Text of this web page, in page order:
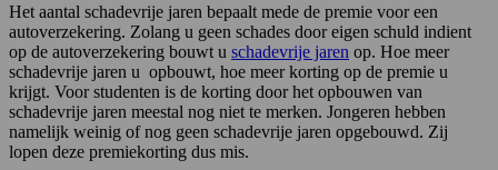
Het aantal schadevrije jaren bepaalt mede de premie voor een
autoverzekering. Zolang u geen schades door eigen schuld indient
op de autoverzekering bouwt u schadevrije jaren op. Hoe meer
schadevrije jaren u opbouwt, hoe meer korting op de premie u
krijgt. Voor studenten is de korting door het opbouwen van
schadevrije jaren meestal nog niet te merken. Jongeren hebben
namelijk weinig of nog geen schadevrije jaren opgebouwd. Zij
lopen deze premiekorting dus mis.